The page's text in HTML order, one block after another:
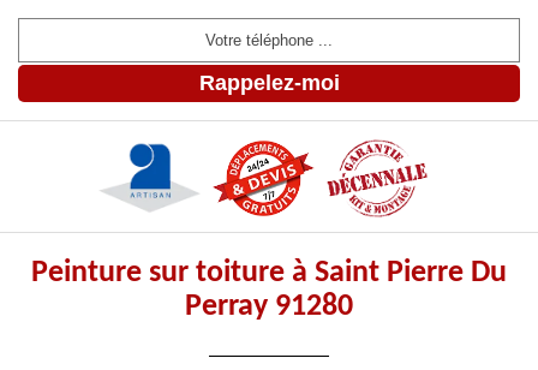
Peinture sur toiture à Saint Pierre Du
Perray 91280